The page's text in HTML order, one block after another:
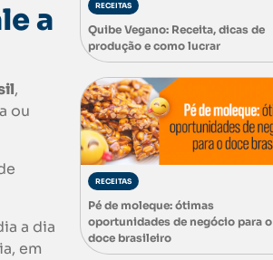
a
,
ou
a dia
em
RECEITAS
Quibe Vegano: Receita, dicas de
produção e como lucrar
RECEITAS
Pé de moleque: ótimas
oportunidades de negócio para o
doce brasileiro